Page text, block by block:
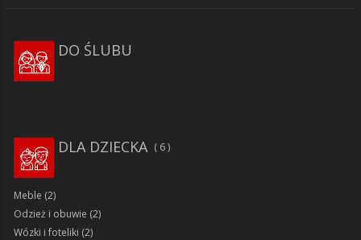
DO ŚLUBU
6
DLA DZIECKA
Meble (2)
Odzież i obuwie (2)
Wózki i foteliki (2)